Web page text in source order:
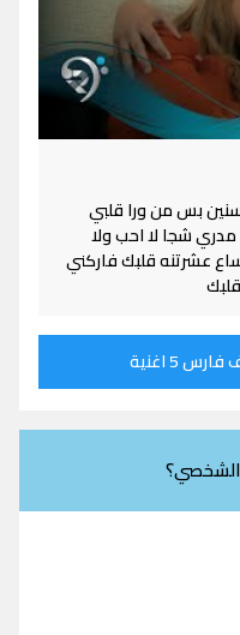
بس من ورا قلبي
مدري شجا لا احب ولا
عشرتنه قلبك فاركني
5 اغنية
الشخصي؟